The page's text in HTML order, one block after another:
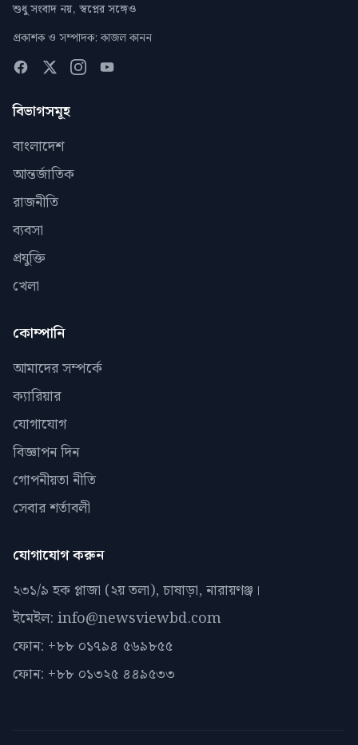
শুধু সংবাদ নয়, স্বপ্নের সঙ্গেও
প্রকাশক ও সম্পাদক: কাজল কানন
বিভাগসমূহ
বাংলাদেশ
আন্তর্জাতিক
রাজনীতি
ব্যবসা
প্রযুক্তি
খেলা
কোম্পানি
আমাদের সম্পর্কে
ক্যারিয়ার
যোগাযোগ
বিজ্ঞাপন দিন
গোপনীয়তা নীতি
সেবার শর্তাবলী
যোগাযোগ করুন
২৩১/৯ হক প্লাজা (২য় তলা), চাষাড়া, নারায়ণঞ্জ।
ইমেইল: info@newsviewbd.com
ফোন: +৮৮ ০১৭৯৪ ৫৬৯৮৫৫
ফোন: +৮৮ ০১৩২৫ ৪৪৯৫৩৩